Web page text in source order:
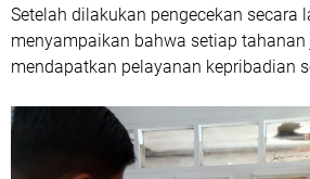
Setelah dilakukan pengecekan secara
menyampaikan bahwa setiap tahanan
mendapatkan pelayanan kepribadian